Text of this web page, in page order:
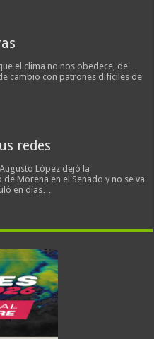
el clima no nos obedece, de
cambio con patrones difíciles de
redes
López dejó la
Morena en el Senado y no se va
en días…